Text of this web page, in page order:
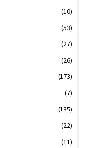
(10)
(53)
(27)
(26)
(173)
(7)
(135)
(22)
(11)